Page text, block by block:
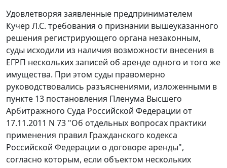
Удовлетворяя заявленные предпринимателем
Кучер Л.С. требования о признании вышеуказанного
решения регистрирующего органа незаконным,
суды исходили из наличия возможности внесения в
ЕГРП нескольких записей об аренде одного и того же
имущества. При этом суды правомерно
руководствовались разъяснениями, изложенными в
пункте 13 постановления Пленума Высшего
Арбитражного Суда Российской Федерации от
17.11.2011 N 73 "Об отдельных вопросах практики
применения правил Гражданского кодекса
Российской Федерации о договоре аренды",
согласно которым, если объектом нескольких